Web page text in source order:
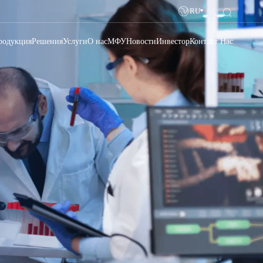
RU
РешенияУслугиО насМФУНовостиИнвесторКонтакт Нас